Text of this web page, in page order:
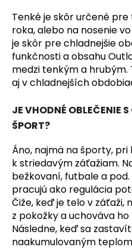
Tenké je skôr určené
roka, alebo na nosenie
je skôr pre chladnejšie
funkčnosti a obsahu
medzi tenkým a hrubým.
aj v chladnejších
JE VHODNÉ OBLEČENIE
ŠPORT?
Áno, najmä na športy,
k striedavým záťažiam.
bežkovaní, futbale a pod.
pracujú ako regulácia
Čiže, keď je telo v
z pokožky a uchováva
Následne, keď sa
naakumulovaným